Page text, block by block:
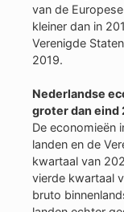
van de
kleiner dan in
Verenigde
2019.
Nederlandse
groter dan eind
De economieën
landen en de
kwartaal van
vierde kwartaal
bruto